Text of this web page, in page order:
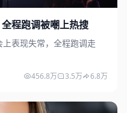
程跑调被嘲上热搜
表现失常，全程跑调走
456.8万 3.5万 6.8万